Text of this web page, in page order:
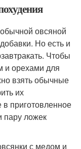
овсяной
Но есть и
Чтобы
и орехами для
взять обычные
их
приготовленное
пару ложек
с медом и